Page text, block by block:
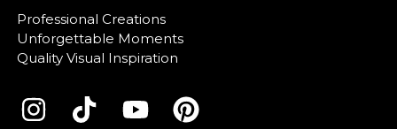
Professional Creations
Unforgettable Moments
Quality Visual Inspiration